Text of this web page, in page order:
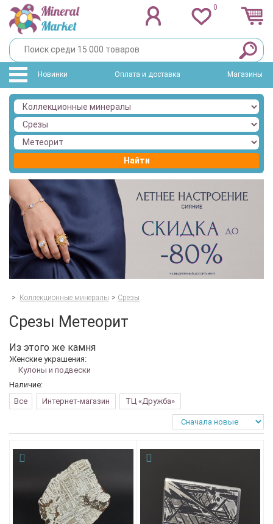
0
Новинки Оплата и доставка Магазины
Найти
> Коллекционные минералы > Срезы
Срезы Метеорит
Из этого же камня
Женские украшения:
Кулоны и подвески
Наличие:
Все
Интернет-магазин ТЦ «Дружба»